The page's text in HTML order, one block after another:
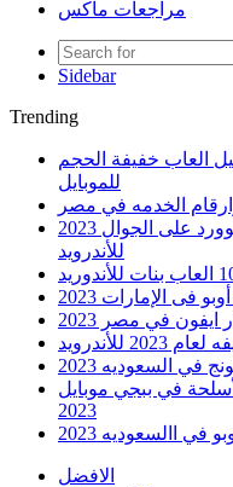
مراجعات ماكس
Sidebar
Trending
العاب خفيفة الحجم
للموبايل
الخدمه في مصر
أفضل 5 تطبيقات لقراءة ملفات الوورد على الجوال 2023
للأندرويد
فى الإمارات 2023
في مصر 2023
في السعوديه 2023
في ببجي موبايل
2023
في االسعوديه 2023
الافضل